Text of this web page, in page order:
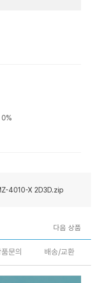
0%
4010-X 2D3D.zip
다음 상품
문의 배송/교환